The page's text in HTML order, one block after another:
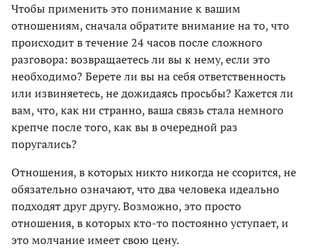
Чтобы применить это понимание к вашим
отношениям, сначала обратите внимание на то, что
происходит в течение 24 часов после сложного
разговора: возвращаетесь ли вы к нему, если это
необходимо? Берете ли вы на себя ответственность
или извиняетесь, не дожидаясь просьбы? Кажется ли
вам, что, как ни странно, ваша связь стала немного
крепче после того, как вы в очередной раз
поругались?
Отношения, в которых никто никогда не ссорится, не
обязательно означают, что два человека идеально
подходят друг другу. Возможно, это просто
отношения, в которых кто-то постоянно уступает, и
это молчание имеет свою цену.